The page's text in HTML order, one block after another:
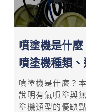
噴塗機是什麼
噴塗機種類
噴塗機是什麼？
說明有氣噴塗與
塗機類型的優缺